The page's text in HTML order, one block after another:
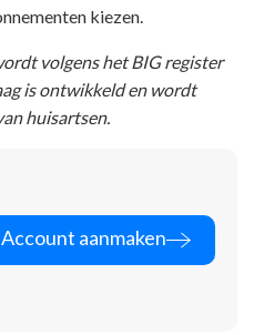
kiezen.
volgens het BIG register
is ontwikkeld en wordt
huisartsen.
Account aanmaken